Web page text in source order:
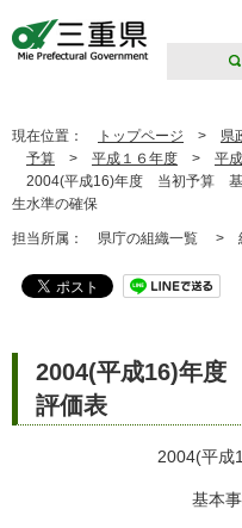
現在位置： トップページ > 県
予算 > 平成１６年度 > 平
2004(平成16)年度 当初予算 基
生水準の確保
担当所属： 県庁の組織一覧 >
2004(平成16)年
評価表
2004(平
基本